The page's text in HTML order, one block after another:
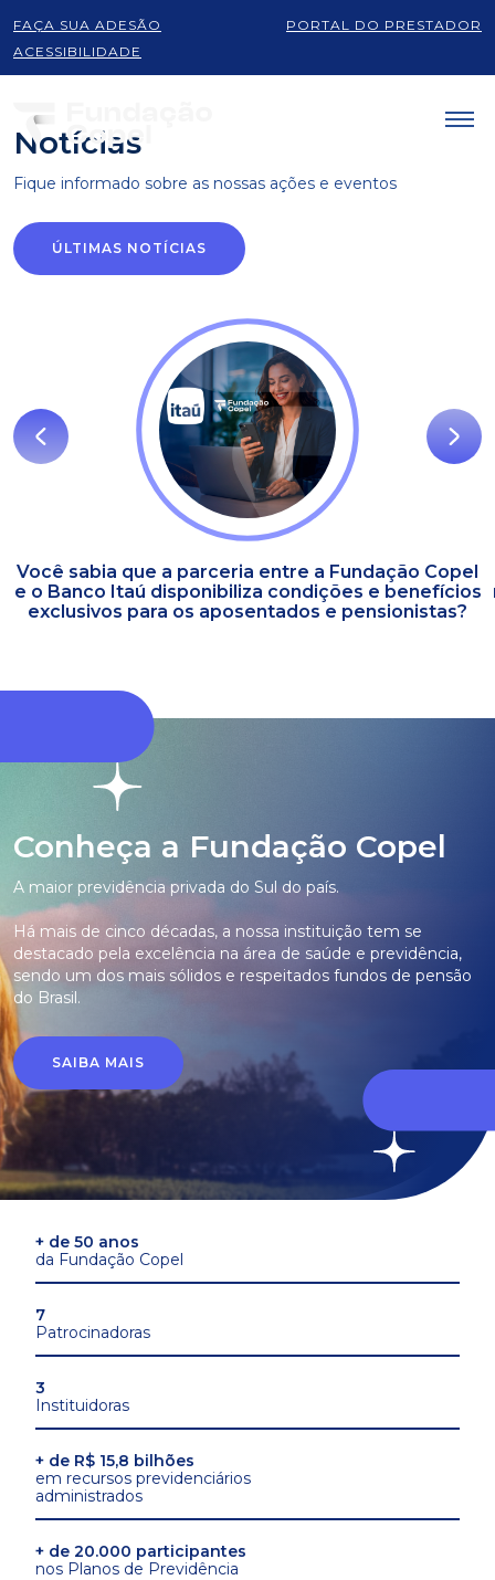
FAÇA SUA ADESÃO
PORTAL DO PRESTADOR
ACESSIBILIDADEProdutos e serviços
Notícias
Fique informado sobre as nossas ações e eventos
ÚLTIMAS NOTÍCIAS
Você sabia que a parceria entre a Fundação Copel
e o Banco Itaú disponibiliza condições e benefícios
exclusivos para os aposentados e pensionistas?
Conheça a Fundação Copel
A maior previdência privada do Sul do país.
Há mais de cinco décadas, a nossa instituição tem se
destacado pela excelência na área de saúde e previdência,
sendo um dos mais sólidos e respeitados fundos de pensão
do Brasil.
SAIBA MAIS
+ de 50 anos
da Fundação Copel
7
Patrocinadoras
3
Instituidoras
+ de R$ 15,8 bilhões
em recursos previdenciários
administrados
+ de 20.000 participantes
nos Planos de Previdência